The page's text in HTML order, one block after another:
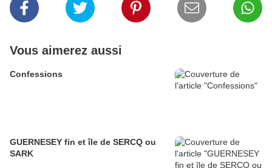
Vous aimerez aussi
Confessions
GUERNESEY fin et île de SERCQ ou
SARK